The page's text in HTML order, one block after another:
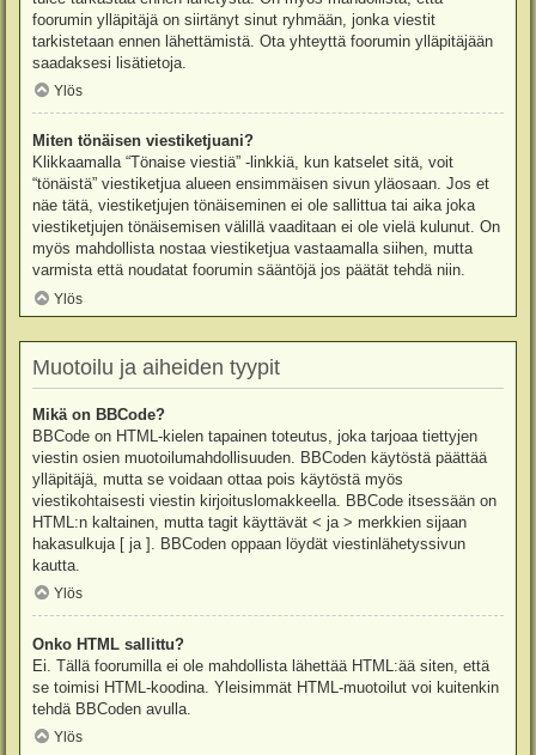
foorumin ylläpitäjä on siirtänyt sinut ryhmään, jonka viestit
tarkistetaan ennen lähettämistä. Ota yhteyttä foorumin ylläpitäjään
saadaksesi lisätietoja.
Ylös
Miten tönäisen viestiketjuani?
Klikkaamalla “Tönaise viestiä” -linkkiä, kun katselet sitä, voit
“tönäistä” viestiketjua alueen ensimmäisen sivun yläosaan. Jos et
näe tätä, viestiketjujen tönäiseminen ei ole sallittua tai aika joka
viestiketjujen tönäisemisen välillä vaaditaan ei ole vielä kulunut. On
myös mahdollista nostaa viestiketjua vastaamalla siihen, mutta
varmista että noudatat foorumin sääntöjä jos päätät tehdä niin.
Ylös
Muotoilu ja aiheiden tyypit
Mikä on BBCode?
BBCode on HTML-kielen tapainen toteutus, joka tarjoaa tiettyjen
viestin osien muotoilumahdollisuuden. BBCoden käytöstä päättää
ylläpitäjä, mutta se voidaan ottaa pois käytöstä myös
viestikohtaisesti viestin kirjoituslomakkeella. BBCode itsessään on
HTML:n kaltainen, mutta tagit käyttävät < ja > merkkien sijaan
hakasulkuja [ ja ]. BBCoden oppaan löydät viestinlähetyssivun
kautta.
Ylös
Onko HTML sallittu?
Ei. Tällä foorumilla ei ole mahdollista lähettää HTML:ää siten, että
se toimisi HTML-koodina. Yleisimmät HTML-muotoilut voi kuitenkin
tehdä BBCoden avulla.
Ylös